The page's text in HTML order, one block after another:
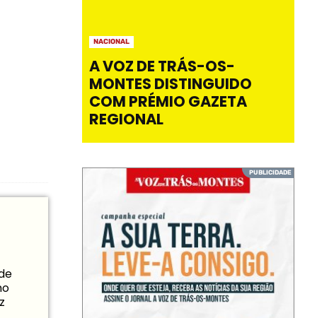
NACIONAL
A VOZ DE TRÁS-OS-
MONTES DISTINGUIDO
COM PRÉMIO GAZETA
REGIONAL